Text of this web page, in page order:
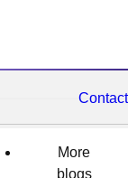
Contact
More
blogs